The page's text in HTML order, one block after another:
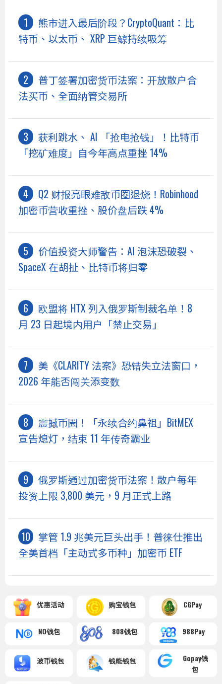
熊市进入最后阶段？CryptoQuant：比
特币、以太币、 XRP 巨鲸持续吸筹
普丁签署加密货币法案：开放散户合
法买币、全面纳管交易所
获利跳水、 AI 「抢电抢钱」！比特币
「挖矿难度」自今年高点重挫 14%
Q2 财报亮眼难敌币圈退烧！Robinhood
加密币营收重挫、股价盘后跌 4%
价值投资大师警告：AI 泡沫恐破裂、
SpaceX 在胡扯、比特币将归零
欧盟将 HTX 列入俄罗斯制裁名单！8
月 23 日起境内用户「禁止交易」
美《CLARITY 法案》恐错失立法窗口，
2026 年能否闯关添变数
震撼币圈！「永续合约鼻祖」BitMEX
宣告熄灯，结束 11 年传奇霸业
俄罗斯通过加密货币法案！散户每年
投资上限 3,800 美元，9 月正式上路
掌管 1.9 兆美元巨头出手！普徕仕推出
全美首档「主动式多币种」加密币 ETF
优惠活动 购宝钱包 CGPay
NO钱包 808钱包 988Pay
波币钱包 钱能钱包
Gopay钱
包